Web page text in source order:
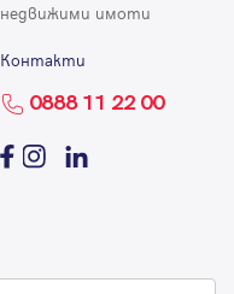
недвижими имоти
Контакти
0888 11 22 00